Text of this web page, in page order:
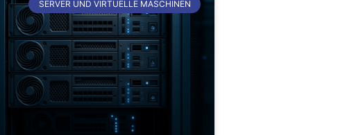
SERVER UND VIRTUELLE MASCHINEN